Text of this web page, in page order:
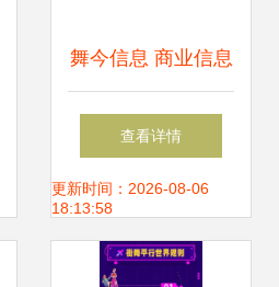
舞今信息 商业信息
化的先锋与未来引
领者
查看详情
更新时间：2026-08-06
18:13:58